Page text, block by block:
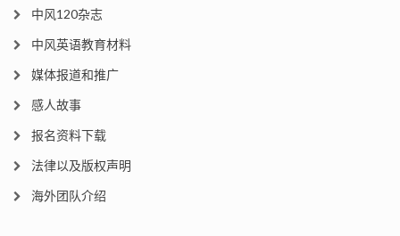
中风120杂志
中风英语教育材料
媒体报道和推广
感人故事
报名资料下载
法律以及版权声明
海外团队介绍